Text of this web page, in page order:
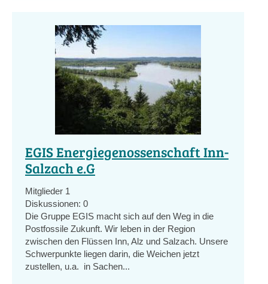
EGIS Energiegenossenschaft Inn-
Salzach e.G
Mitglieder 1
Diskussionen: 0
Die Gruppe EGIS macht sich auf den Weg in die
Postfossile Zukunft. Wir leben in der Region
zwischen den Flüssen Inn, Alz und Salzach. Unsere
Schwerpunkte liegen darin, die Weichen jetzt
zustellen, u.a. in Sachen...